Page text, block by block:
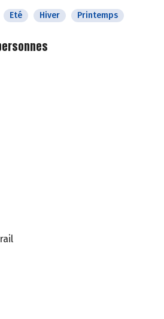
Eté Hiver Printemps